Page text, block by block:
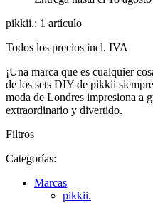
pikkii.: 1 artículo
Todos los precios incl. IVA
¡Una marca que es cualquier
de los sets DIY de pikkii
moda de Londres impresiona a
extraordinario y divertido.
Filtros
Categorías:
Marcas
pikkii.